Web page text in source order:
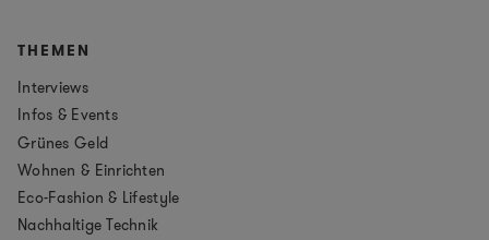
THEMEN
Interviews
Infos & Events
Grünes Geld
Wohnen & Einrichten
Eco-Fashion & Lifestyle
Nachhaltige Technik